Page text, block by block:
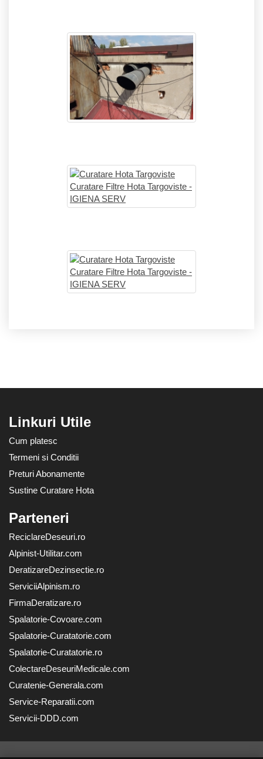
Linkuri Utile
Cum platesc
Termeni si Conditii
Preturi Abonamente
Sustine Curatare Hota
Parteneri
ReciclareDeseuri.ro
Alpinist-Utilitar.com
DeratizareDezinsectie.ro
ServiciiAlpinism.ro
FirmaDeratizare.ro
Spalatorie-Covoare.com
Spalatorie-Curatatorie.com
Spalatorie-Curatatorie.ro
ColectareDeseuriMedicale.com
Curatenie-Generala.com
Service-Reparatii.com
Servicii-DDD.com